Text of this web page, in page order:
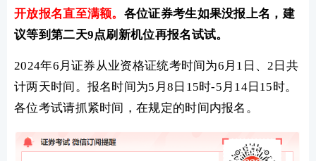
开放报名直至满额。 各位证券考生如果没报上名，建
议等到第二天9点刷新机位再报名试试。
2024年6月证券从业资格证统考时间为6月1日、2日共
计两天时间。报名时间为5月8日15时-5月14日15时。
各位考试请抓紧时间，在规定的时间内报名。